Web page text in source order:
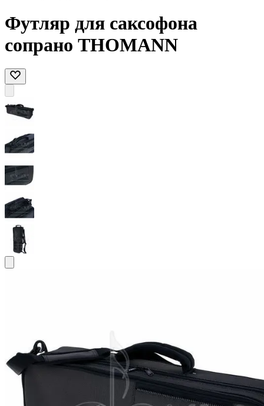
Футляр для саксофона
сопрано THOMANN